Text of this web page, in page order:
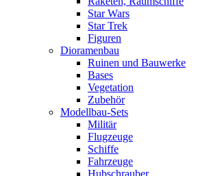
Star Wars
Star Trek
Figuren
Dioramenbau
Ruinen und Bauwerke
Bases
Vegetation
Zubehör
Modellbau-Sets
Militär
Flugzeuge
Schiffe
Fahrzeuge
Hubschrauber